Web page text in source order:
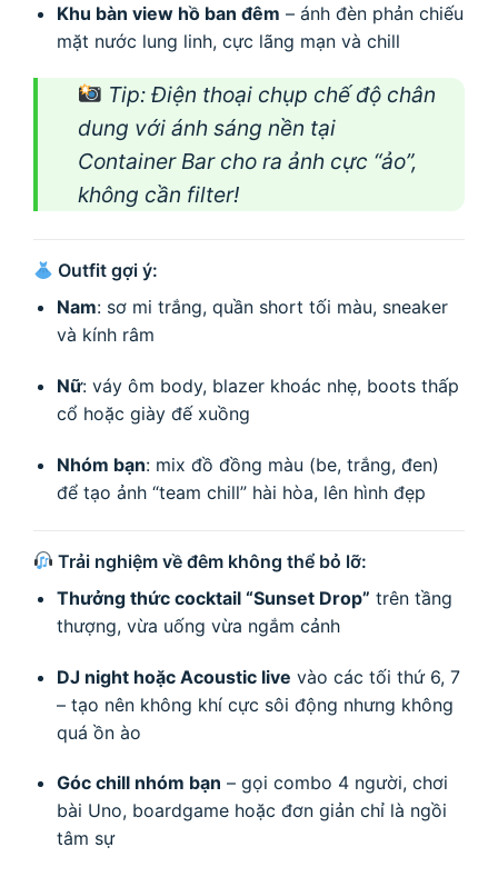
Khu bàn view hồ ban đêm – ánh đèn phản chiếu
mặt nước lung linh, cực lãng mạn và chill
Tip: Điện thoại chụp chế độ chân
dung với ánh sáng nền tại
Container Bar cho ra ảnh cực “ảo”,
không cần filter!
Outfit gợi ý:
Nam: sơ mi trắng, quần short tối màu, sneaker
và kính râm
Nữ: váy ôm body, blazer khoác nhẹ, boots thấp
cổ hoặc giày đế xuồng
Nhóm bạn: mix đồ đồng màu (be, trắng, đen)
để tạo ảnh “team chill” hài hòa, lên hình đẹp
Trải nghiệm về đêm không thể bỏ lỡ:
Thưởng thức cocktail “Sunset Drop” trên tầng
thượng, vừa uống vừa ngắm cảnh
DJ night hoặc Acoustic live vào các tối thứ 6, 7
– tạo nên không khí cực sôi động nhưng không
quá ồn ào
Góc chill nhóm bạn – gọi combo 4 người, chơi
bài Uno, boardgame hoặc đơn giản chỉ là ngồi
tâm sự